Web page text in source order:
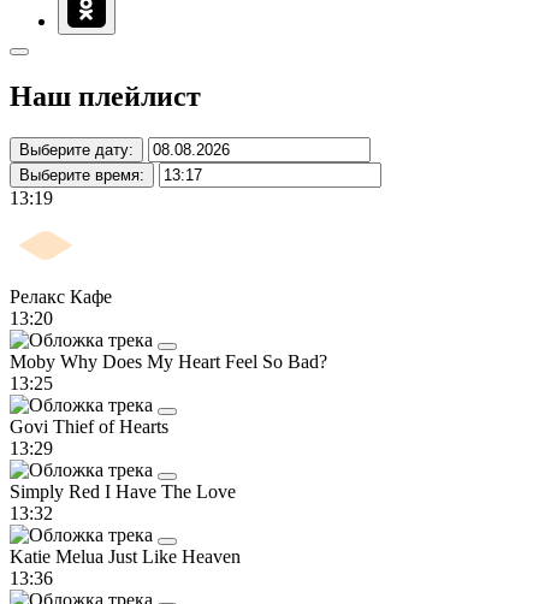
Наш плейлист
Выберите дату:
Выберите время:
13:19
Релакс Кафе
13:20
Moby Why Does My Heart Feel So Bad?
13:25
Govi Thief of Hearts
13:29
Simply Red I Have The Love
13:32
Katie Melua Just Like Heaven
13:36